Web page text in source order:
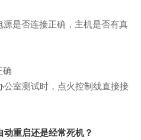
是否连接正确，主机是否有真
确
室测试时，点火控制线直接接
重启还是经常死机？